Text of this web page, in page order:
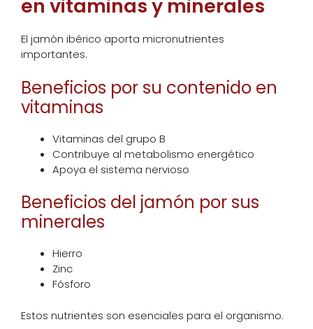
en vitaminas y minerales
El jamón ibérico aporta micronutrientes
importantes.
Beneficios por su contenido en
vitaminas
Vitaminas del grupo B
Contribuye al metabolismo energético
Apoya el sistema nervioso
Beneficios del jamón por sus
minerales
Hierro
Zinc
Fósforo
Estos nutrientes son esenciales para el organismo.